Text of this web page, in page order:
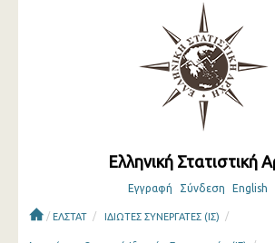
Ελληνική Στατιστική
Εγγραφή Σύνδεση English
/ ΕΛΣΤΑΤ / ΙΔΙΩΤΕΣ ΣΥΝΕΡΓΑΤΕΣ (ΙΣ) /